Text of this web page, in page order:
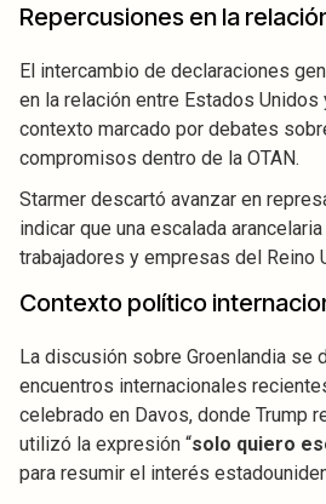
Repercusiones en la
El intercambio de declaraciones
en la relación entre Estados Unidos
contexto marcado por debates
compromisos dentro de la OTAN.
Starmer descartó avanzar en
indicar que una escalada
trabajadores y empresas del Reino
Contexto político
La discusión sobre Groenlandia se
encuentros internacionales
celebrado en Davos, donde Trump
utilizó la expresión “solo quiero
para resumir el interés